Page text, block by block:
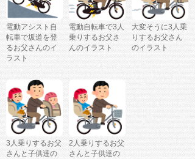
電動アシスト自
転車で坂道を登
るお父さんのイ
ラスト
電動自転車で3人
乗りするお父さ
んのイラスト
大変そうに3人乗
りするお父さん
のイラスト
3人乗りするお父
さんと子供達の
2人乗りするお父
さんと子供達の